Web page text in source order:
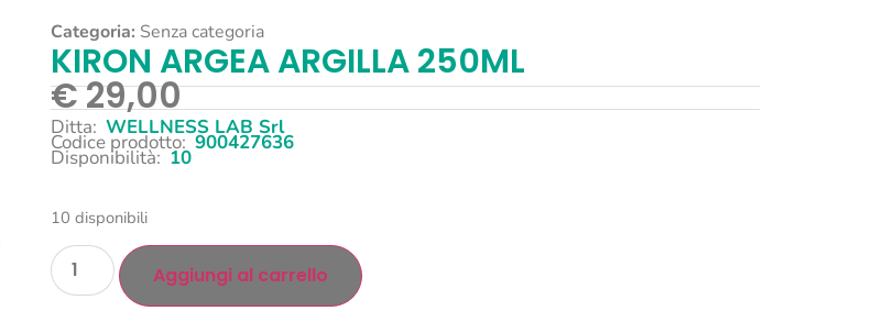
Categoria: Senza categoria
KIRON ARGEA ARGILLA 250ML
€29,00
Ditta: WELLNESS LAB Srl
Codice prodotto: 900427636
Disponibilità: 10
10 disponibili
Aggiungi al carrello